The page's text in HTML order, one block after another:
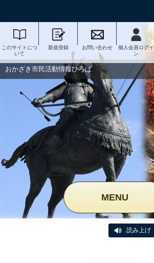
このサイトにつ
いて
新規登録 お問い合わせ
個人会員ログイ
ン
おかざき市民活動情報ひろば
MENU
読み上げ